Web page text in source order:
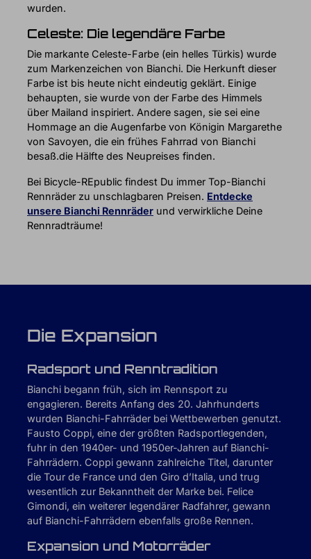
wurden.
Celeste: Die legendäre Farbe
Die markante Celeste-Farbe (ein helles Türkis) wurde
zum Markenzeichen von Bianchi. Die Herkunft dieser
Farbe ist bis heute nicht eindeutig geklärt. Einige
behaupten, sie wurde von der Farbe des Himmels
über Mailand inspiriert. Andere sagen, sie sei eine
Hommage an die Augenfarbe von Königin Margarethe
von Savoyen, die ein frühes Fahrrad von Bianchi
besaß.die Hälfte des Neupreises finden.
Bei Bicycle-REpublic findest Du immer Top-Bianchi
Rennräder zu unschlagbaren Preisen. Entdecke
unsere Bianchi Rennräder und verwirkliche Deine
Rennradträume!
Die Expansion
Radsport und Renntradition
Bianchi begann früh, sich im Rennsport zu
engagieren. Bereits Anfang des 20. Jahrhunderts
wurden Bianchi-Fahrräder bei Wettbewerben genutzt.
Fausto Coppi, eine der größten Radsportlegenden,
fuhr in den 1940er- und 1950er-Jahren auf Bianchi-
Fahrrädern. Coppi gewann zahlreiche Titel, darunter
die Tour de France und den Giro d’Italia, und trug
wesentlich zur Bekanntheit der Marke bei. Felice
Gimondi, ein weiterer legendärer Radfahrer, gewann
auf Bianchi-Fahrrädern ebenfalls große Rennen.
Expansion und Motorräder